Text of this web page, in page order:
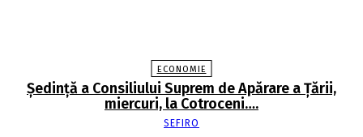
ECONOMIE
Şedinţă a Consiliului Suprem de Apărare a Ţării,
miercuri, la Cotroceni….
SEFIRO